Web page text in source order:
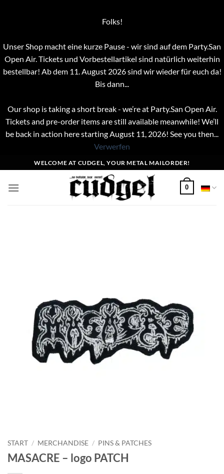
Folks!
Unser Shop macht eine kurze Pause - wir sind auf dem Party.San
Open Air. Tickets und Vorbestellartikel sind natürlich weiterhin
bestellbar! Ab dem 11. August 2026 sind wir wieder für euch da!
Bis dann...
Our shop is taking a short break - we’re at Party.San Open Air.
Tickets and pre-order items are still available meanwhile! We’ll
be back in action here starting August 11, 2026! See you then...
Verwerfen
Inhalt
springen
WELCOME AT CUDGEL, YOUR METAL MAILORDER!
0
START / MERCHANDISE / PINS & PATCHES
MASACRE – logo PATCH